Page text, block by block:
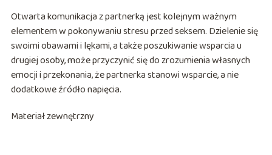
Otwarta komunikacja z partnerką jest kolejnym ważnym
elementem w pokonywaniu stresu przed seksem. Dzielenie się
swoimi obawami i lękami, a także poszukiwanie wsparcia u
drugiej osoby, może przyczynić się do zrozumienia własnych
emocji i przekonania, że partnerka stanowi wsparcie, a nie
dodatkowe źródło napięcia.
Materiał zewnętrzny